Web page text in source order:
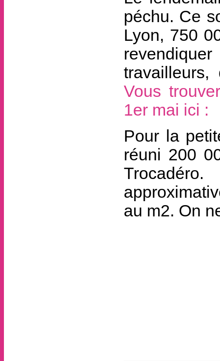
péchu. Ce
Lyon, 750
Vous
1er mai ici :
Pour la
réuni 200
au m2. On